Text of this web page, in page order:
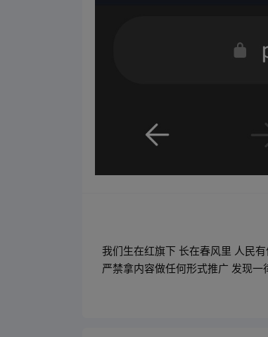
我们生在红旗下 长在春风里 人民
严禁拿内容做任何形式推广 发现一